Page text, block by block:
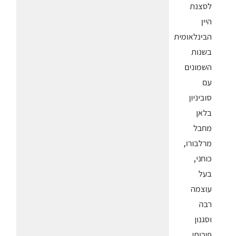
לסצנת
היין
הבינלאומית
בשנות
השמונים
עם
סוביניון
בלאן
מחבל
מרלבורו,
כוחני,
בעל
עוצמה
רבה
וסגנון